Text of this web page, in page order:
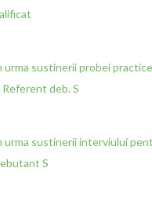
sustinerii probei
deb. S
sustinerii interviului
S